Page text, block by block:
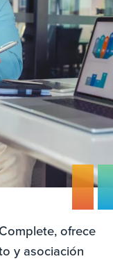
ofrece
y asociación